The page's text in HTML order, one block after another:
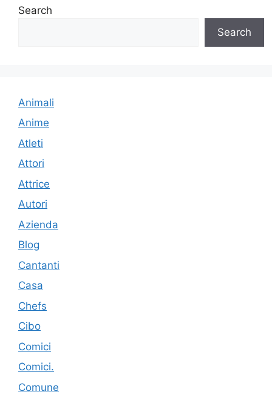
Search
Search
Animali
Anime
Atleti
Attori
Attrice
Autori
Azienda
Blog
Cantanti
Casa
Chefs
Cibo
Comici
Comici.
Comune